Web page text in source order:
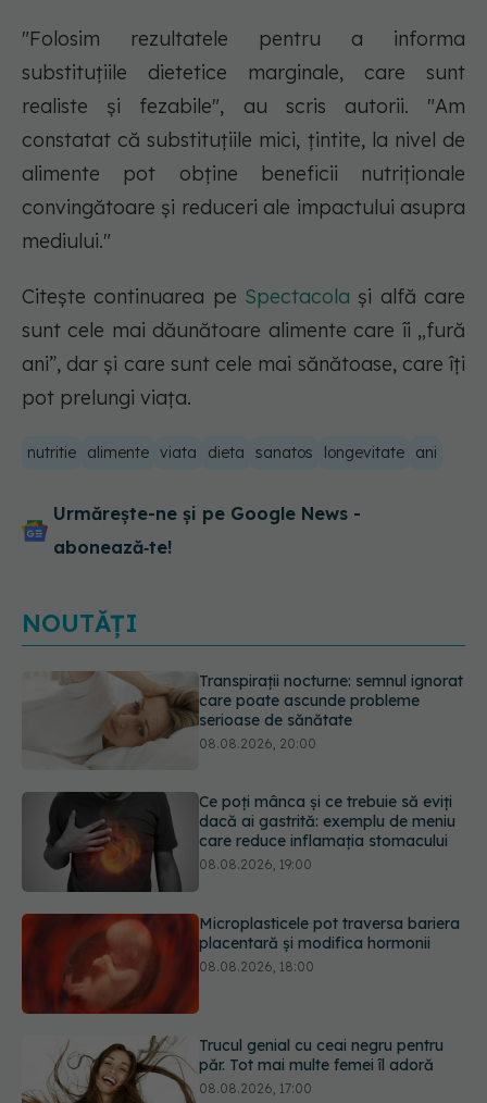
"Folosim rezultatele pentru a informa
substituțiile dietetice marginale, care sunt
realiste și fezabile", au scris autorii. "Am
constatat că substituțiile mici, țintite, la nivel de
alimente pot obține beneficii nutriționale
convingătoare și reduceri ale impactului asupra
mediului."
Citește continuarea pe Spectacola și alfă care
sunt cele mai dăunătoare alimente care îi „fură
ani”, dar și care sunt cele mai sănătoase, care îți
pot prelungi viața.
nutritie alimente viata dieta sanatos longevitate ani
Urmărește-ne și pe Google News -
abonează‑te!
NOUTĂȚI
Ce poți mânca și ce trebuie să eviți
dacă ai gastrită: exemplu de meniu
care reduce inflamația stomacului
Microplasticele pot traversa bariera
placentară și modifica hormonii
08.08.2026, 18:00
Trucul genial cu ceai negru pentru
păr. Tot mai multe femei îl adoră
Medicamentul folosit de peste 60 de
ani care acționează într-un loc